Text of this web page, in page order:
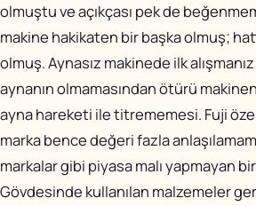
olmuştu ve açıkçası pek de
makine hakikaten bir başka olmuş;
olmuş. Aynasız makinede ilk
aynanın olmamasından ötürü
ayna hareketi ile titrememesi. Fuji
marka bence değeri fazla
markalar gibi piyasa malı yapmayan
Gövdesinde kullanılan malzemeler